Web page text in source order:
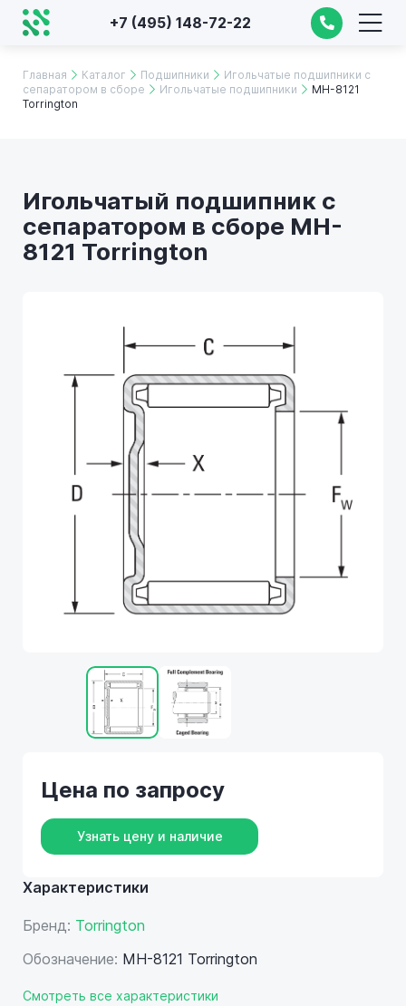
+7 (495) 148-72-22
Главная Каталог Подшипники
Игольчатые подшипники с
сепаратором в сборе
Игольчатые подшипники
MH-8121
Torrington
Игольчатый подшипник с
сепаратором в сборе MH-
8121 Torrington
Характеристики
Бренд: Torrington
Обозначение: MH-8121 Torrington
Смотреть все характеристики
Цена по запросу
Узнать цену и наличие